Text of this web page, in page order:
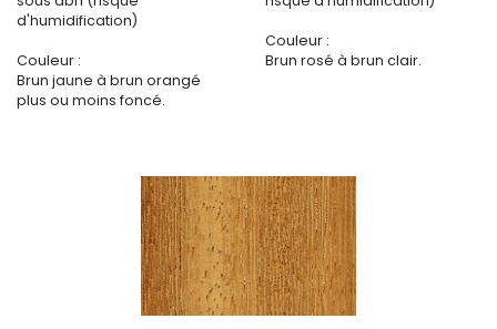
d'humidification)
Couleur :
Brun jaune à brun orangé
plus ou moins foncé.
Couleur :
Brun rosé à brun clair.